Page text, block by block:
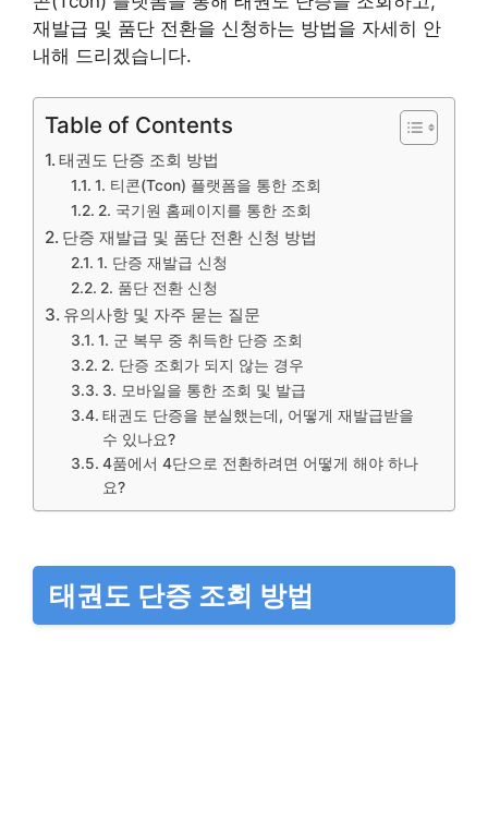
재발급 및 품단 전환을 신청하는 방법을 자세히 안
내해 드리겠습니다.
Table of Contents
태권도 단증 조회 방법
1. 티콘(Tcon) 플랫폼을 통한 조회
2. 국기원 홈페이지를 통한 조회
단증 재발급 및 품단 전환 신청 방법
1. 단증 재발급 신청
2. 품단 전환 신청
유의사항 및 자주 묻는 질문
1. 군 복무 중 취득한 단증 조회
2. 단증 조회가 되지 않는 경우
3. 모바일을 통한 조회 및 발급
태권도 단증을 분실했는데, 어떻게 재발급받을
수 있나요?
4품에서 4단으로 전환하려면 어떻게 해야 하나
요?
태권도 단증 조회 방법